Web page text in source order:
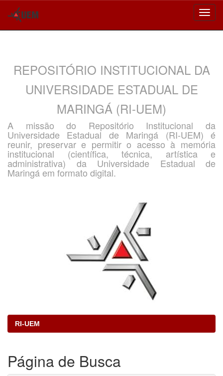
REPOSITÓRIO INSTITUCIONAL DA
UNIVERSIDADE ESTADUAL DE
MARINGÁ (RI-UEM)
A missão do Repositório Institucional da
Universidade Estadual de Maringá (RI-UEM) é
reunir, preservar e permitir o acesso à memória
institucional (científica, técnica, artística e
administrativa) da Universidade Estadual de
Maringá em formato digital.
RI-UEM
Página de Busca